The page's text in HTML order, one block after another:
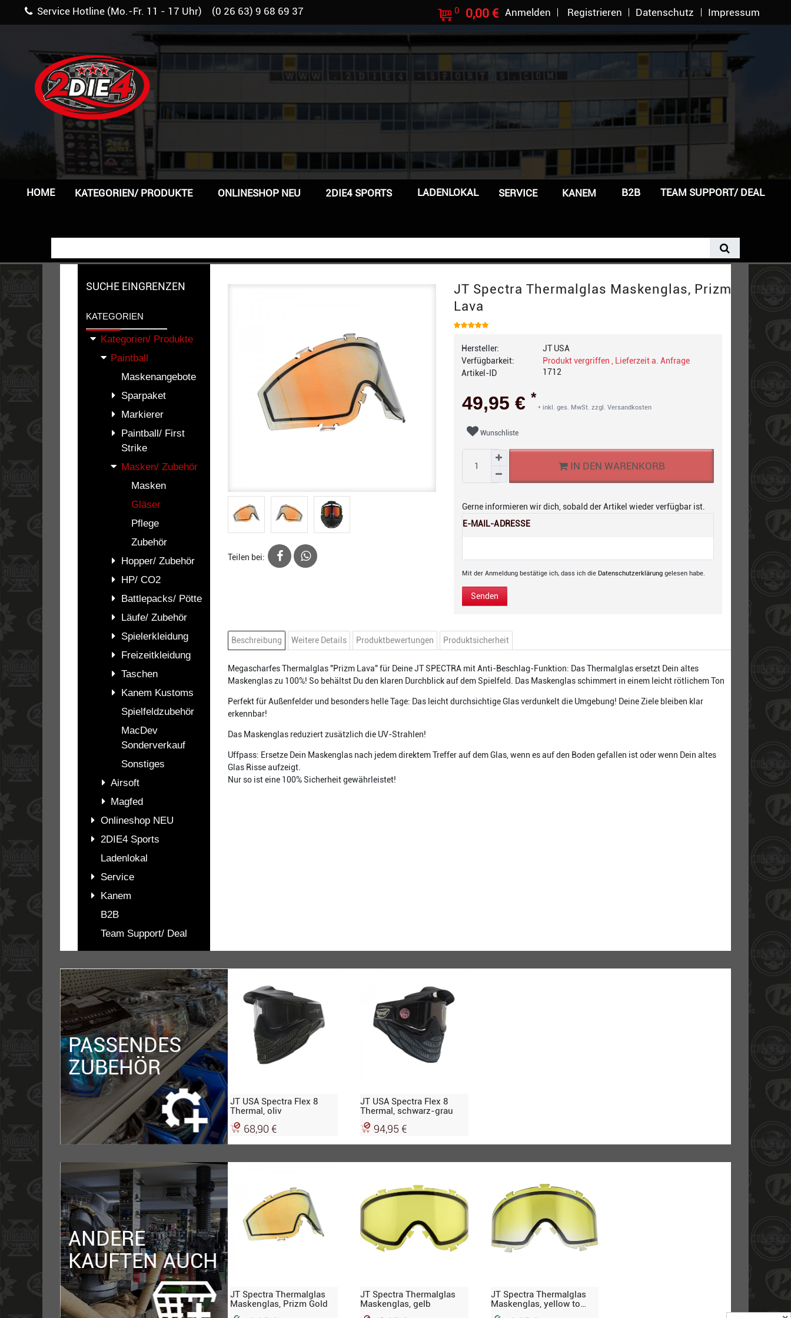
Service Hotline (Mo.-Fr. 11 - 17 Uhr) (0 26 63) 9 68 69 37 0 0,00 € Anmelden Registrieren Datenschutz Impressum
HOME KATEGORIEN/ PRODUKTE ONLINESHOP NEU 2DIE4 SPORTS LADENLOKAL SERVICE KANEM B2B TEAM SUPPORT/ DEAL
SUCHE EINGRENZEN
KATEGORIEN
Kategorien/ Produkte
Paintball
Maskenangebote
Sparpaket
Markierer
Paintball/ First
Strike
Masken/ Zubehör
Masken
Gläser
Pflege
Zubehör
Hopper/ Zubehör
HP/ CO2
Battlepacks/ Pötte
Läufe/ Zubehör
Spielerkleidung
Freizeitkleidung
Taschen
Kanem Kustoms
Spielfeldzubehör
MacDev
Sonderverkauf
Sonstiges
Airsoft
Magfed
Onlineshop NEU
2DIE4 Sports
Ladenlokal
Service
Kanem
B2B
Team Support/ Deal
Teilen bei:
JT Spectra Thermalglas Maskenglas, Prizm
Lava
Hersteller:
Verfügbarkeit:
Artikel-ID
JT USA
Produkt vergriffen , Lieferzeit a. Anfrage
1712
49,95 € *
* inkl. ges. MwSt. zzgl. Versandkosten
Wunschliste
IN DEN WARENKORB
Gerne informieren wir dich, sobald der Artikel wieder verfügbar ist.
E-MAIL-ADRESSE
Mit der Anmeldung bestätige ich, dass ich die Daten­schutz­erklärunggelesen habe.
Senden
Beschreibung Weitere Details Produktbewertungen Produktsicherheit
Megascharfes Thermalglas "Prizm Lava" für Deine JT SPECTRA mit Anti-Beschlag-Funktion: Das Thermalglas ersetzt Dein altes
Maskenglas zu 100%! So behältst Du den klaren Durchblick auf dem Spielfeld. Das Maskenglas schimmert in einem leicht rötlichem Ton
Perfekt für Außenfelder und besonders helle Tage: Das leicht durchsichtige Glas verdunkelt die Umgebung! Deine Ziele bleiben klar
erkennbar!
Das Maskenglas reduziert zusätzlich die UV-Strahlen!
Uffpass: Ersetze Dein Maskenglas nach jedem direktem Treffer auf dem Glas, wenn es auf den Boden gefallen ist oder wenn Dein altes
Glas Risse aufzeigt.
Nur so ist eine 100% Sicherheit gewährleistet!
PASSENDES
ZUBEHÖR
JT USA Spectra Flex 8
Thermal, oliv
68,90 €
JT USA Spectra Flex 8
Thermal, schwarz-grau
94,95 €
ANDERE
KAUFTEN AUCH
JT Spectra Thermalglas
Maskenglas, Prizm Gold
JT Spectra Thermalglas
Maskenglas, gelb
JT Spectra Thermalglas
Maskenglas, yellow to
clear fade